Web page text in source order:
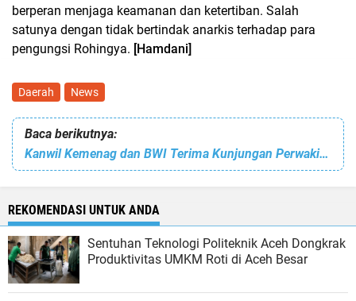
berperan menjaga keamanan dan ketertiban. Salah
satunya dengan tidak bertindak anarkis terhadap para
pengungsi Rohingya. [Hamdani]
Daerah News
Baca berikutnya:
Kanwil Kemenag dan BWI Terima Kunjungan Perwakilan BWI Gorontalo
REKOMENDASI UNTUK ANDA
Sentuhan Teknologi Politeknik Aceh Dongkrak
Produktivitas UMKM Roti di Aceh Besar